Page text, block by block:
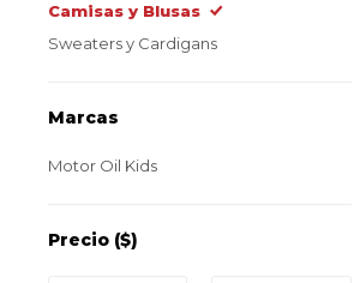
Camisas y Blusas
Sweaters y Cardigans
Marcas
Motor Oil Kids
Precio ($)